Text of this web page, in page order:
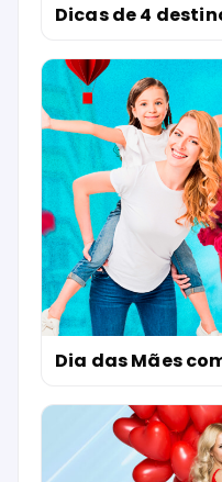
Dicas de 4
Dia das Mães